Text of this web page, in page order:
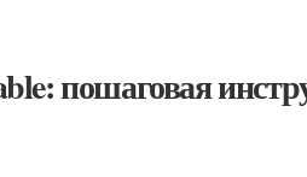
пошаговая